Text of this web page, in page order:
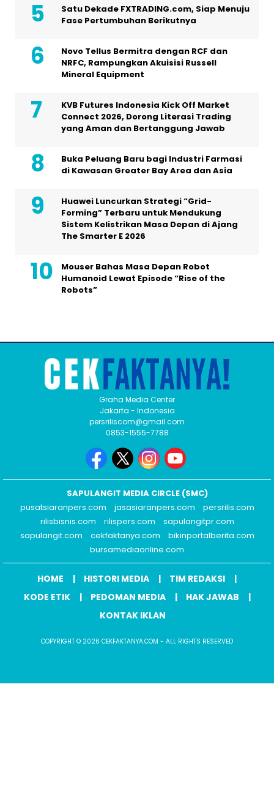
Satu Dekade FXTRADING.com, Siap Menuju
Fase Pertumbuhan Berikutnya
Novo Tellus Bermitra dengan RCF dan
NRFC, Rampungkan Akuisisi Russell
Mineral Equipment
KVB Futures Indonesia Kick Off Market
Connect 2026, Dorong Literasi Trading
yang Aman dan Bertanggung Jawab
Buka Peluang Baru bagi Industri Farmasi
di Kawasan Greater Bay Area dan Asia
Huawei Luncurkan Strategi “Grid-
Forming” Terbaru untuk Mendukung
Sistem Kelistrikan Masa Depan di Ajang
The Smarter E 2026
Mouser Bahas Masa Depan Robot
Humanoid Lewat Episode “Rise of the
Robots”
Graha Media Center
Jakarta - Indonesia
persriliscom@gmail.com
0853-1555-7788
SAPULANGIT MEDIA CIRCLE (SMC)
pusatsiaranpers.com
jasasiaranpers.com
persrilis.com
rilisbisnis.com
rilispers.com
sapulangitpr.com
sapulangit.com
cekfaktanya.com
bikinportalberita.com
bursamediaonline.com
HOME HISTORI MEDIA
TIM REDAKSI
KODE ETIK
PEDOMAN MEDIA
HAK JAWAB
KONTAK IKLAN
COPYRIGHT © 2026 CEKFAKTANYA.COM - ALL RIGHTS RESERVED